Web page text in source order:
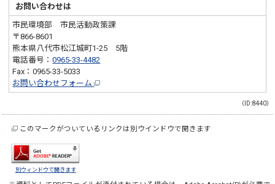
お問い合わせは
市民環境部 市民活動政策課
〒866-8601
熊本県八代市松江城町1-25 5階
電話番号：0965-33-4482
Fax：0965-33-5033
お問い合わせフォーム
（ID:8440）
このマークがついているリンクは別ウインドウで開きます
別ウィンドウで開きます